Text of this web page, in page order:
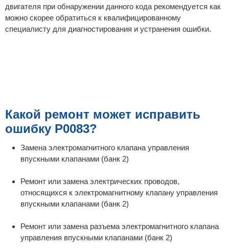
двигателя при обнаружении данного кода рекомендуется как
можно скорее обратиться к квалифицированному
специалисту для диагностирования и устранения ошибки.
Какой ремонт может исправить
ошибку P0083?
Замена электромагнитного клапана управления
впускными клапанами (банк 2)
Ремонт или замена электрических проводов,
относящихся к электромагнитному клапану управления
впускными клапанами (банк 2)
Ремонт или замена разъема электромагнитного клапана
управления впускными клапанами (банк 2)